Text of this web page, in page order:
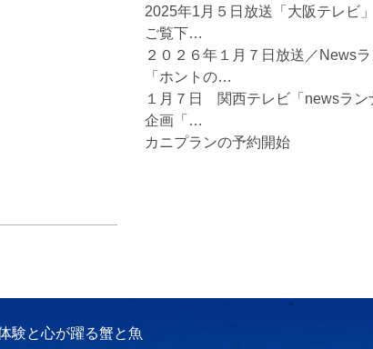
2025年1月５日放送「大阪テレビ
ご覧下…
２０２６年１月７日放送／News
「ホントの…
１月７日 関西テレビ「newsラン
企画「…
カニプランの予約開始